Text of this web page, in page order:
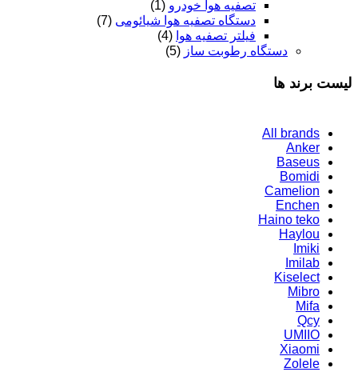
تصفیه هوا خودرو (1)
دستگاه تصفیه هوا شیائومی (7)
فیلتر تصفیه هوا (4)
دستگاه رطوبت ساز (5)
لیست برند ها
All brands
Anker
Baseus
Bomidi
Camelion
Enchen
Haino teko
Haylou
Imiki
Imilab
Kiselect
Mibro
Mifa
Qcy
UMIIO
Xiaomi
Zolele